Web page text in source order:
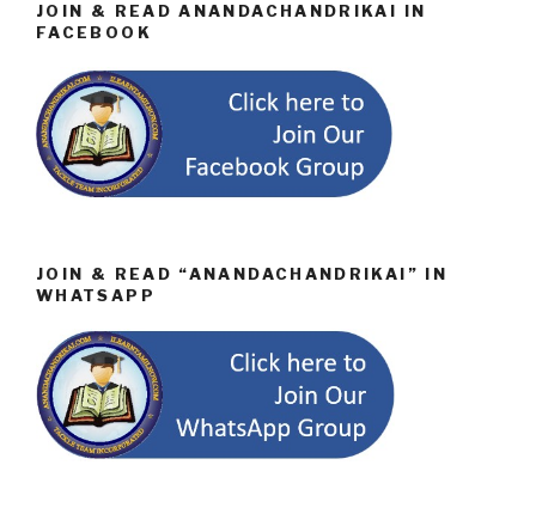
JOIN & READ ANANDACHANDRIKAI IN
FACEBOOK
JOIN & READ “ANANDACHANDRIKAI” IN
WHATSAPP